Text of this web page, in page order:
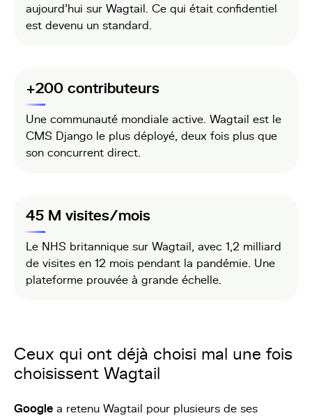
aujourd'hui sur Wagtail. Ce qui était confidentiel
est devenu un standard.
+200 contributeurs
Une communauté mondiale active. Wagtail est le
CMS Django le plus déployé, deux fois plus que
son concurrent direct.
45 M visites/mois
Le NHS britannique sur Wagtail, avec 1,2 milliard
de visites en 12 mois pendant la pandémie. Une
plateforme prouvée à grande échelle.
Ceux qui ont déjà choisi mal une fois
choisissent Wagtail
Google a retenu Wagtail pour plusieurs de ses